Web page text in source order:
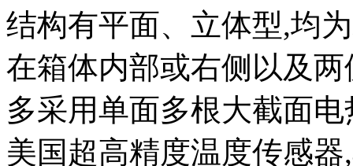
结构有平面、立体型,均
在箱体内部或右侧以及
多采用单面多根大截面
美国超高精度温度传感